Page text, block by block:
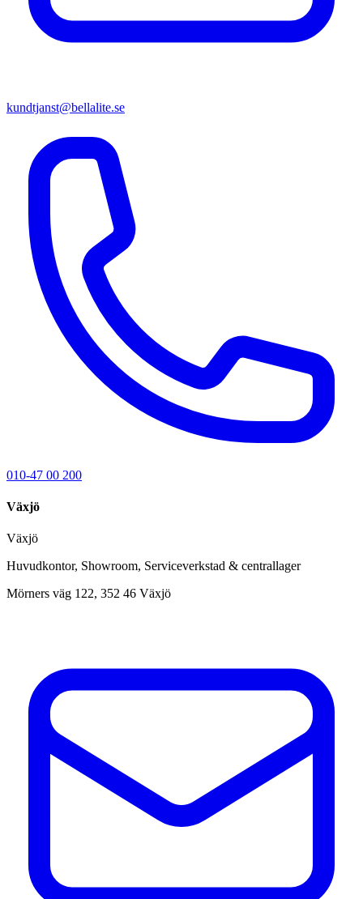
kundtjanst@bellalite.se
010-47 00 200
Växjö
Växjö
Huvudkontor, Showroom, Serviceverkstad & centrallager
Mörners väg 122, 352 46 Växjö